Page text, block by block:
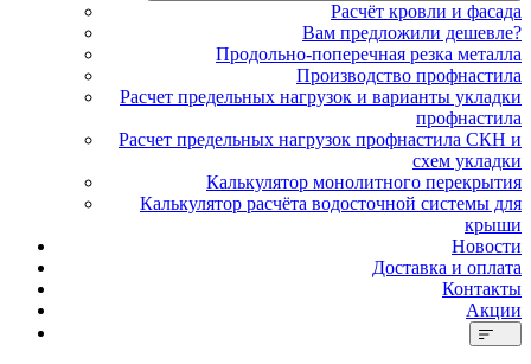
Расчёт кровли и фасада
Вам предложили дешевле?
Продольно-поперечная резка металла
Производство профнастила
Расчет предельных нагрузок и варианты укладки
профнастила
Расчет предельных нагрузок профнастила СКН и
схем укладки
Калькулятор монолитного перекрытия
Калькулятор расчёта водосточной системы для
крыши
Новости
Доставка и оплата
Контакты
Акции